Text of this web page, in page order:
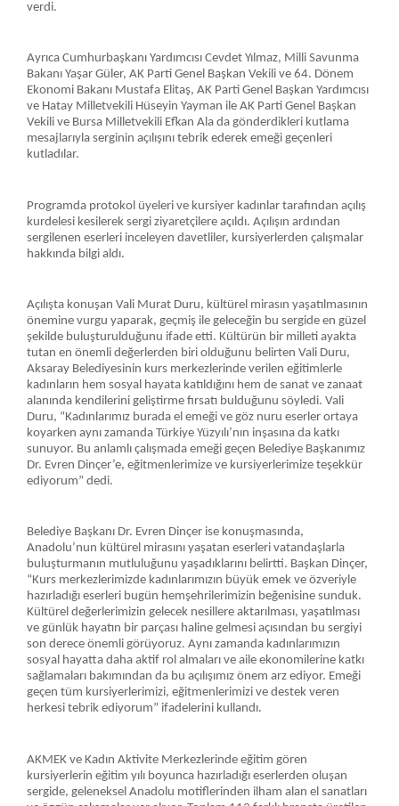
verdi.
Ayrıca Cumhurbaşkanı Yardımcısı Cevdet Yılmaz, Milli Savunma
Bakanı Yaşar Güler, AK Parti Genel Başkan Vekili ve 64. Dönem
Ekonomi Bakanı Mustafa Elitaş, AK Parti Genel Başkan Yardımcısı
ve Hatay Milletvekili Hüseyin Yayman ile AK Parti Genel Başkan
Vekili ve Bursa Milletvekili Efkan Ala da gönderdikleri kutlama
mesajlarıyla serginin açılışını tebrik ederek emeği geçenleri
kutladılar.
Programda protokol üyeleri ve kursiyer kadınlar tarafından açılış
kurdelesi kesilerek sergi ziyaretçilere açıldı. Açılışın ardından
sergilenen eserleri inceleyen davetliler, kursiyerlerden çalışmalar
hakkında bilgi aldı.
Açılışta konuşan Vali Murat Duru, kültürel mirasın yaşatılmasının
önemine vurgu yaparak, geçmiş ile geleceğin bu sergide en güzel
şekilde buluşturulduğunu ifade etti. Kültürün bir milleti ayakta
tutan en önemli değerlerden biri olduğunu belirten Vali Duru,
Aksaray Belediyesinin kurs merkezlerinde verilen eğitimlerle
kadınların hem sosyal hayata katıldığını hem de sanat ve zanaat
alanında kendilerini geliştirme fırsatı bulduğunu söyledi. Vali
Duru, “Kadınlarımız burada el emeği ve göz nuru eserler ortaya
koyarken aynı zamanda Türkiye Yüzyılı’nın inşasına da katkı
sunuyor. Bu anlamlı çalışmada emeği geçen Belediye Başkanımız
Dr. Evren Dinçer’e, eğitmenlerimize ve kursiyerlerimize teşekkür
ediyorum” dedi.
Belediye Başkanı Dr. Evren Dinçer ise konuşmasında,
Anadolu’nun kültürel mirasını yaşatan eserleri vatandaşlarla
buluşturmanın mutluluğunu yaşadıklarını belirtti. Başkan Dinçer,
“Kurs merkezlerimizde kadınlarımızın büyük emek ve özveriyle
hazırladığı eserleri bugün hemşehrilerimizin beğenisine sunduk.
Kültürel değerlerimizin gelecek nesillere aktarılması, yaşatılması
ve günlük hayatın bir parçası haline gelmesi açısından bu sergiyi
son derece önemli görüyoruz. Aynı zamanda kadınlarımızın
sosyal hayatta daha aktif rol almaları ve aile ekonomilerine katkı
sağlamaları bakımından da bu açılışımız önem arz ediyor. Emeği
geçen tüm kursiyerlerimizi, eğitmenlerimizi ve destek veren
herkesi tebrik ediyorum” ifadelerini kullandı.
AKMEK ve Kadın Aktivite Merkezlerinde eğitim gören
kursiyerlerin eğitim yılı boyunca hazırladığı eserlerden oluşan
sergide, geleneksel Anadolu motiflerinden ilham alan el sanatları